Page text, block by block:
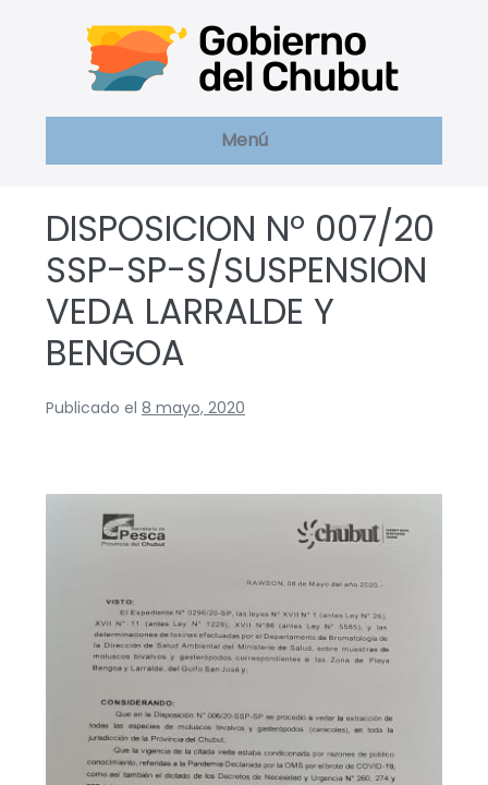
Menú
DISPOSICION Nº 007/20
SSP-SP-S/SUSPENSION
VEDA LARRALDE Y
BENGOA
Publicado el 8 mayo, 2020